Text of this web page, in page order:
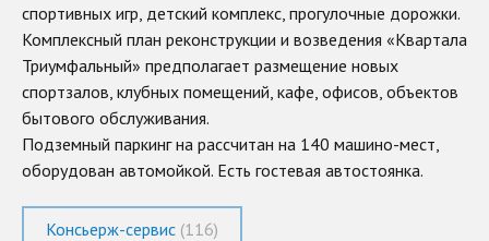
спортивных игр, детский комплекс, прогулочные дорожки.
Комплексный план реконструкции и возведения «Квартала
Триумфальный» предполагает размещение новых
спортзалов, клубных помещений, кафе, офисов, объектов
бытового обслуживания.
Подземный паркинг на рассчитан на 140 машино-мест,
оборудован автомойкой. Есть гостевая автостоянка.
Консьерж-сервис (116)